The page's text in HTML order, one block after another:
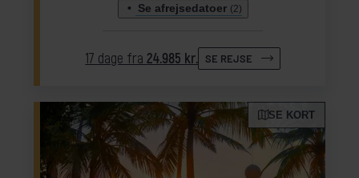
Se afrejsedatoer (2)
17 dage fra24.985 kr. SE REJSE
SE KORT